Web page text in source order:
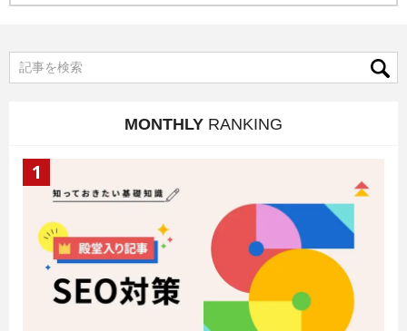
MONTHLY RANKING